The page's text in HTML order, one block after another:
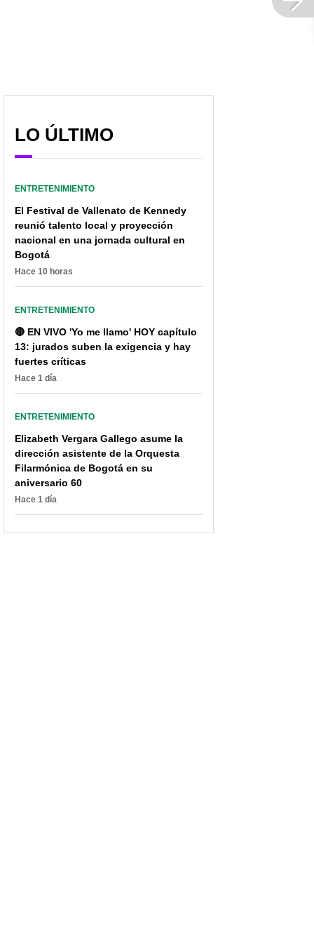
cuadro que le robaron en
LO ÚLTIMO
ENTRETENIMIENTO
El Festival de Vallenato de Kennedy
reunió talento local y proyección
nacional en una jornada cultural en
Bogotá
Hace 10 horas
ENTRETENIMIENTO
🔴 EN VIVO 'Yo me llamo' HOY capítulo
13: jurados suben la exigencia y hay
fuertes críticas
Hace 1 día
ENTRETENIMIENTO
Elizabeth Vergara Gallego asume la
dirección asistente de la Orquesta
Filarmónica de Bogotá en su
aniversario 60
Hace 1 día